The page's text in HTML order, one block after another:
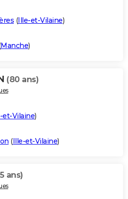
(Ille-et-Vilaine)
Manche)
(80 ans)
et-Vilaine)
(Ille-et-Vilaine)
ans)